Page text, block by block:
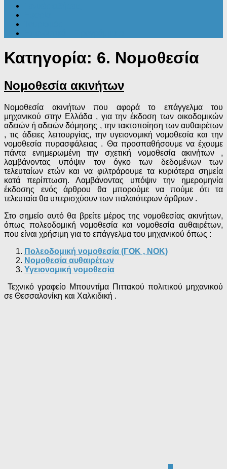
Κατηγορία: 6. Νομοθεσία
Νομοθεσία ακινήτων
Νομοθεσία ακινήτων που αφορά το επάγγελμα του
μηχανικού στην Ελλάδα , για την έκδοση των οικοδομικών
αδειών ή αδειών δόμησης , την τακτοποίηση των αυθαιρέτων
, τις άδειες λειτουργίας, την υγειονομική νομοθεσία και την
νομοθεσία πυρασφάλειας . Θα προσπαθήσουμε να έχουμε
πάντα ενημερωμένη την σχετική νομοθεσία ακινήτων ,
λαμβάνοντας υπόψιν τον όγκο των δεδομένων των
τελευταίων ετών και να φιλτράρουμε τα κυριότερα σημεία
κατά περίπτωση. Λαμβάνοντας υπόψιν την ημερομηνία
έκδοσης ενός άρθρου θα μπορούμε να πούμε ότι τα
τελευταία θα υπερισχύουν των παλαιότερων άρθρων .
Στο σημείο αυτό θα βρείτε μέρος της νομοθεσίας ακινήτων,
όπως πολεοδομική νομοθεσία και νομοθεσία αυθαιρέτων,
που είναι χρήσιμη για το επάγγελμα του μηχανικού όπως :
Πολεοδομική νομοθεσία (ΓΟΚ , ΝΟΚ)
Νομοθεσία αυθαιρέτων
Υγειονομική νομοθεσία
Τεχνικό γραφείο Μπουντίμα Πιττακού πολιτικού μηχανικού
σε Θεσσαλονίκη και Χαλκιδική .